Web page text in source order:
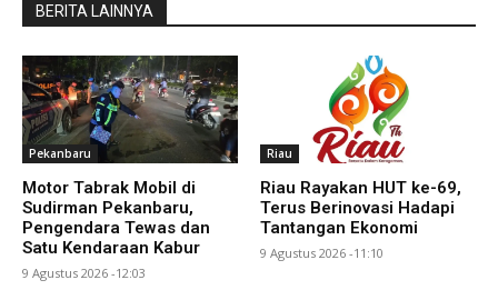
BERITA LAINNYA
Pekanbaru
Motor Tabrak Mobil di
Sudirman Pekanbaru,
Pengendara Tewas dan
Satu Kendaraan Kabur
9 Agustus 2026 -12:03
Riau
Riau Rayakan HUT ke-69,
Terus Berinovasi Hadapi
Tantangan Ekonomi
9 Agustus 2026 -11:10